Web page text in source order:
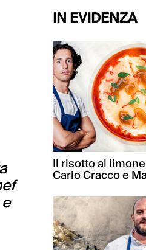
IN EVIDENZA
Il risotto al
Carlo Cracco e